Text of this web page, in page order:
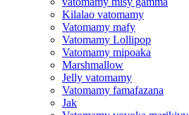
Kilalao vatomamy
Vatomamy mafy
Vatomamy Lollipop
Vatomamy mipoaka
Marshmallow
Jelly vatomamy
Vatomamy famafazana
Jak